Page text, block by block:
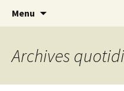
Club d échecs
Les échecs pour tous
Menu
Archives